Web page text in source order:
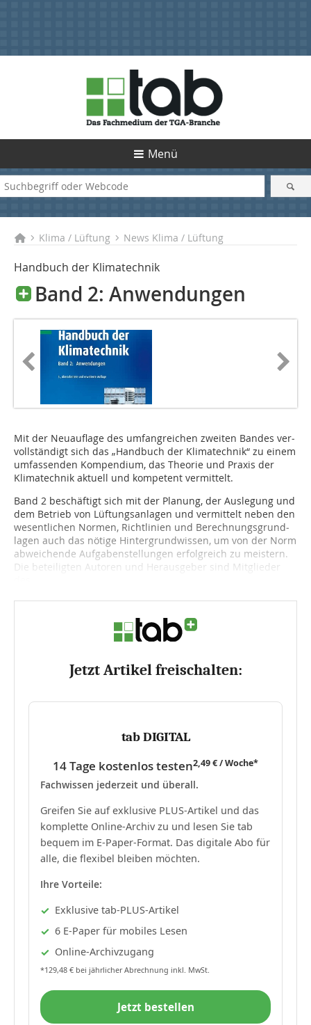
Menü
Klima / Lüftung News Klima / Lüftung
Handbuch der Klimatechnik
Band 2: Anwendungen
Mit der Neu­auf­lage des um­fang­rei­ch­en zwei­ten Ban­des ver­
voll­stän­digt sich das „Hand­buch der Klima­technik“ zu ei­nem
umfas­sen­den Kom­pendium, das Theorie und Praxis der
Klimatechnik aktuell und kompetent vermittelt.
Band 2 beschäftigt sich mit der Planung, der Auslegung und
dem Betrieb von Lüftungsanlagen und vermittelt neben den
wesentlichen Normen, Richt­li­nien und Be­rech­nungs­grund­
la­gen auch das nöti­ge Hin­ter­grund­wissen, um von der Norm
abweichende Auf­ga­ben­stell­ungen erfolgreich zu meistern.
Die beteiligten Au­to­ren und Herausgeber sind Mit­glieder
Jetzt Artikel freischalten:
tab DIGITAL
14 Tage kostenlos testen2,49 € / Woche*
Fachwissen jederzeit und überall.
Greifen Sie auf exklusive PLUS-Artikel und das
komplette Online-Archiv zu und lesen Sie tab
bequem im E-Paper-Format. Das digitale Abo für
alle, die flexibel bleiben möchten.
Ihre Vorteile:
Exklusive tab-PLUS-Artikel
6 E-Paper für mobiles Lesen
Online-Archivzugang
*129,48 € bei jährlicher Abrechnung inkl. MwSt.
Jetzt bestellen